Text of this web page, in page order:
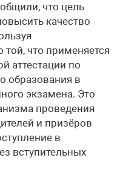
что цель
качество
той, что применяется
аттестации по
образования в
экзамена. Это
проведения
и призёров
в
вступительных